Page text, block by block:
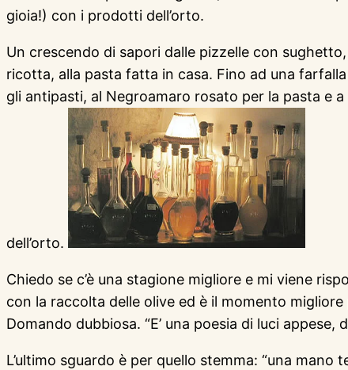
gioia!) con i prodotti dell’orto.
Un crescendo di sapori dalle pizzelle con
ricotta, alla pasta fatta in casa. Fino ad una
gli antipasti, al Negroamaro rosato per la pasta e
dell’orto.
Chiedo se c’è una stagione migliore e mi viene
con la raccolta delle olive ed è il momento
Domando dubbiosa. “E’ una poesia di luci
L’ultimo sguardo è per quello stemma: “una